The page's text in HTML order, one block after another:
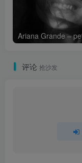
评论 抢沙发